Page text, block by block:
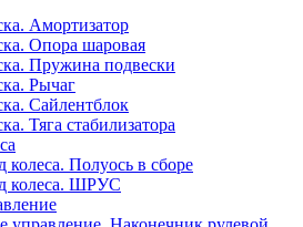
Амортизатор
Опора шаровая
Пружина подвески
Рычаг
Сайлентблок
Тяга стабилизатора
колеса. Полуось в сборе
колеса. ШРУС